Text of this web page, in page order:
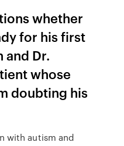
whether
for his first
and Dr.
whose
doubting his
with autism and